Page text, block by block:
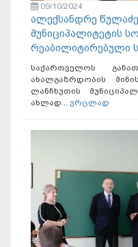
09/10/2024
ალექსანდრე
მუნიციპალიტეტის
რეაბილიტირებული
საქართველოს
ახალგაზრდობის
ლანჩხუთის
ახლად... ვრცლად